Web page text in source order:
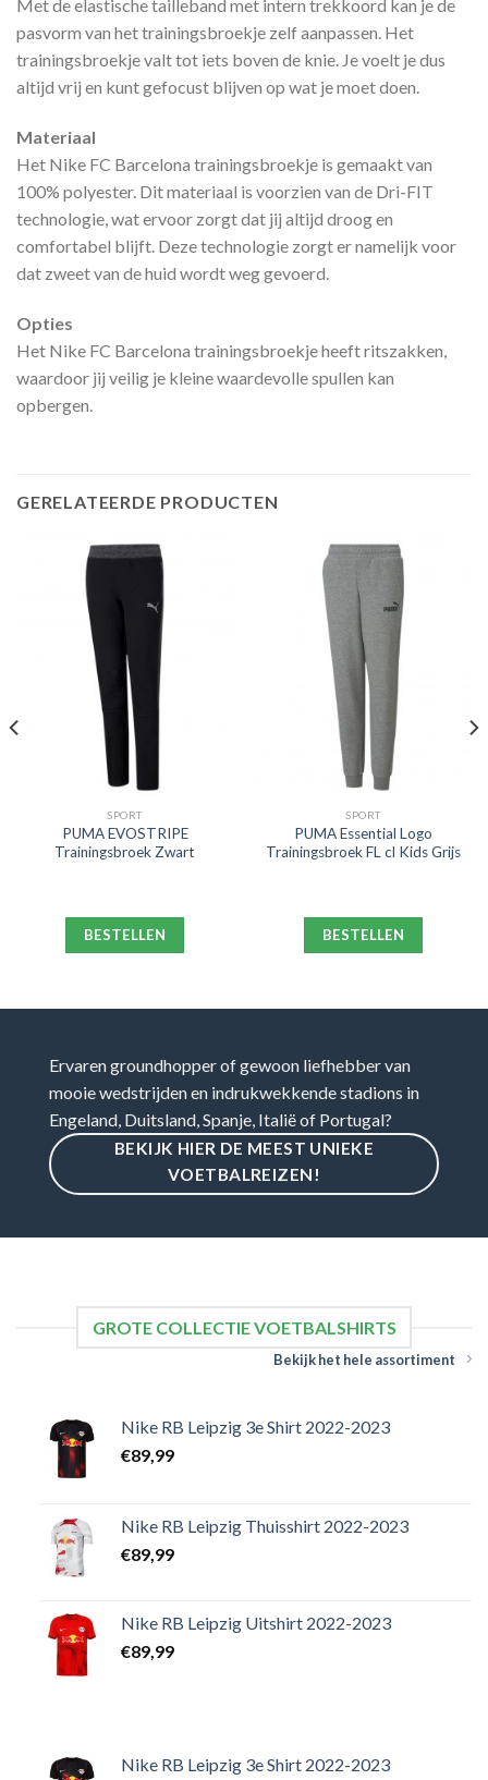
Met de elastische tailleband met intern trekkoord kan je de
pasvorm van het trainingsbroekje zelf aanpassen. Het
trainingsbroekje valt tot iets boven de knie. Je voelt je dus
altijd vrij en kunt gefocust blijven op wat je moet doen.
Materiaal
Het Nike FC Barcelona trainingsbroekje is gemaakt van
100% polyester. Dit materiaal is voorzien van de Dri-FIT
technologie, wat ervoor zorgt dat jij altijd droog en
comfortabel blijft. Deze technologie zorgt er namelijk voor
dat zweet van de huid wordt weg gevoerd.
Opties
Het Nike FC Barcelona trainingsbroekje heeft ritszakken,
waardoor jij veilig je kleine waardevolle spullen kan
opbergen.
GERELATEERDE PRODUCTEN
SPORT
PUMA EVOSTRIPE
Trainingsbroek Zwart
BESTELLEN
SPORT
PUMA Essential Logo
Trainingsbroek FL cl Kids Grijs
BESTELLEN
Ervaren groundhopper of gewoon liefhebber van
mooie wedstrijden en indrukwekkende stadions in
Engeland, Duitsland, Spanje, Italië of Portugal?
BEKIJK HIER DE MEEST UNIEKE
VOETBALREIZEN!
GROTE COLLECTIE VOETBALSHIRTS
Bekijk het hele assortiment
Nike RB Leipzig 3e Shirt 2022-2023
€89,99
Nike RB Leipzig Thuisshirt 2022-2023
€89,99
Nike RB Leipzig Uitshirt 2022-2023
€89,99
Nike RB Leipzig 3e Shirt 2022-2023